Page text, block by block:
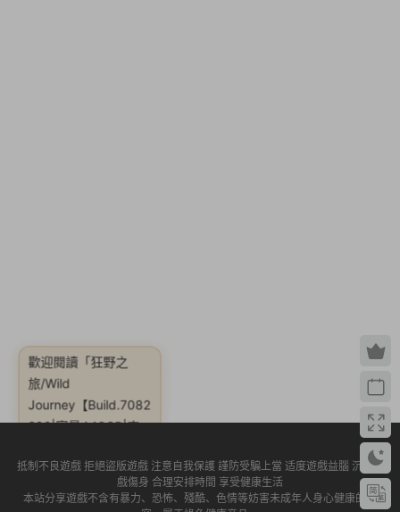
抵制不良遊戲 拒絕盜版遊戲 注意自我保護 謹防受騙上當 适度遊戲益腦 沉迷遊
戲傷身 合理安排時間 享受健康生活
本站分享遊戲不含有暴力、恐怖、殘酷、色情等妨害未成年人身心健康的内
歡迎閱讀 「狂野之
旅/Wild
Journey【Build.7082
266|容量4.18GB|官